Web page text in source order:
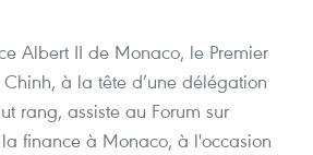
Albert II de Monaco, le Premier
à la tête d’une délégation
rang, assiste au Forum sur
finance à Monaco, à l'occasion